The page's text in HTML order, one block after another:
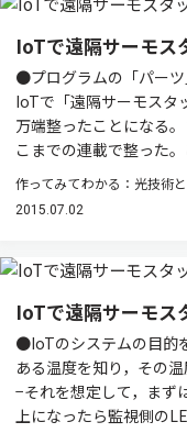
IoTで遠隔サーモス
●プログラムの「パーツ
IoTで「遠隔サーモスタ
万端整ったことになる
こまでの連載で整った
作ってみてわかる：光技術
2015.07.02
IoTで遠隔サーモス
●IoTのシステムの目的
ある温度を知り，その
−それを想定して，まず
上になったら監視側の